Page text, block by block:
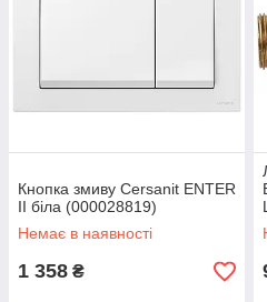
Кнопка змиву Cersanit ENTER
II біла (000028819)
Немає в наявності
1 358 ₴